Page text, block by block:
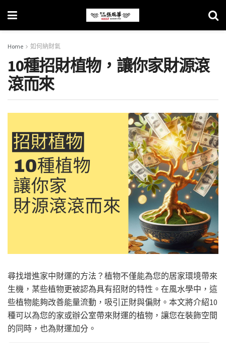
Home 如何納財氣
10種招財植物，讓你家財源滾
滾而來
尋找增進家中財運的方法？植物不僅能為您的居家環境帶來
生機，某些植物更被認為具有招財的特性。在風水學中，這
些植物能夠改善能量流動，吸引正財與偏財。本文將介紹10
種可以為您的家或辦公室帶來財運的植物，讓您在裝飾空間
的同時，也為財運加分。